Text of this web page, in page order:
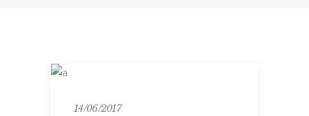
14/06/2017